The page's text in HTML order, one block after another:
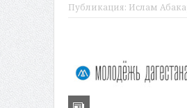
Публикация: Ислам